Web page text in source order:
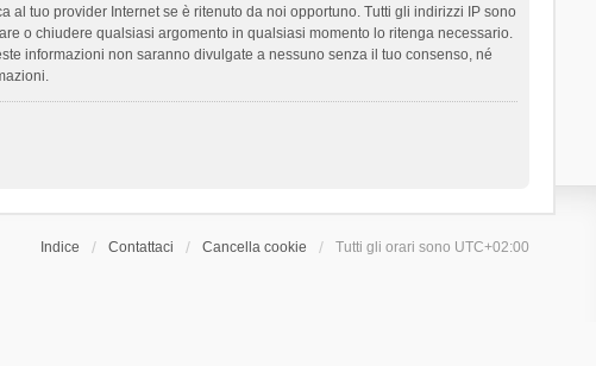
al tuo provider Internet se è ritenuto da noi opportuno. Tutti gli indirizzi IP sono
o chiudere qualsiasi argomento in qualsiasi momento lo ritenga necessario.
informazioni non saranno divulgate a nessuno senza il tuo consenso, né
Indice Contattaci Cancella cookie Tutti gli orari sono UTC+02:00